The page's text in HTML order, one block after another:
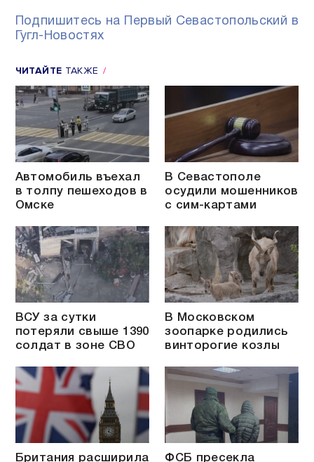
Подпишитесь на Первый Севастопольский в
Гугл-Новостях
ЧИТАЙТЕ ТАКЖЕ
Автомобиль въехал
в толпу пешеходов в
Омске
В Севастополе
осудили мошенников
с сим-картами
ВСУ за сутки
потеряли свыше 1390
солдат в зоне СВО
В Московском
зоопарке родились
винторогие козлы
Британия расширила ФСБ пресекла